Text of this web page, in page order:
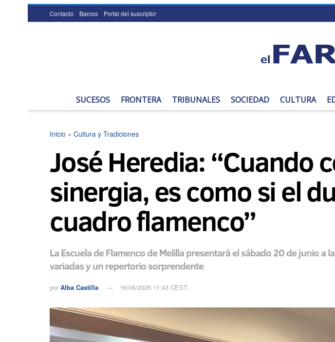
Contacto Barcos Portal del suscriptor
SUCESOS FRONTERA TRIBUNALES SOCIEDAD CULTURA
Inicio » Cultura y Tradiciones
José Heredia: “Cuando
sinergia, es como si el
cuadro flamenco”
La Escuela de Flamenco de Melilla presentará el sábado 20 de junio
variadas y un repertorio sorprendente
por Alba Castilla 16/06/2026 11:43 CEST